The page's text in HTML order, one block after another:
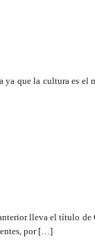
que la cultura es
lleva el título
por […]